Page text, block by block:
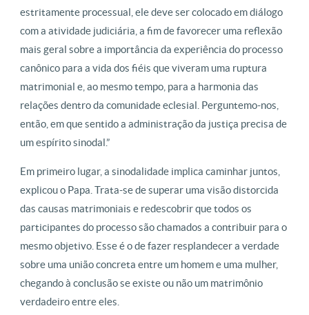
estritamente processual, ele deve ser colocado em diálogo
com a atividade judiciária, a fim de favorecer uma reflexão
mais geral sobre a importância da experiência do processo
canônico para a vida dos fiéis que viveram uma ruptura
matrimonial e, ao mesmo tempo, para a harmonia das
relações dentro da comunidade eclesial. Perguntemo-nos,
então, em que sentido a administração da justiça precisa de
um espírito sinodal.”
Em primeiro lugar, a sinodalidade implica caminhar juntos,
explicou o Papa. Trata-se de superar uma visão distorcida
das causas matrimoniais e redescobrir que todos os
participantes do processo são chamados a contribuir para o
mesmo objetivo. Esse é o de fazer resplandecer a verdade
sobre uma união concreta entre um homem e uma mulher,
chegando à conclusão se existe ou não um matrimônio
verdadeiro entre eles.